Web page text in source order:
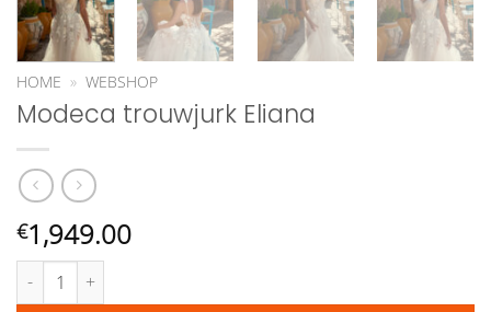
HOME » WEBSHOP
Modeca trouwjurk Eliana
€1,949.00
Modeca trouwjurk Eliana aantal